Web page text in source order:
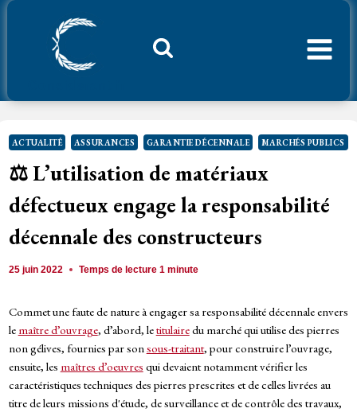
Aller
ACTUALITÉ ASSURANCES GARANTIE DÉCENNALE MARCHÉS PUBLICS
⚖️ L’utilisation de matériaux
défectueux engage la responsabilité
décennale des constructeurs
25 juin 2022 Temps de lecture1 minute
Commet une faute de nature à engager sa responsabilité décennale envers
le maître d’ouvrage, d’abord, letitulairedu marché qui utilise des pierres
non gélives, fournies par sonsous-traitant, pour construire l’ouvrage,
ensuite, les maîtres d’oeuvres qui devaient notamment vérifier les
caractéristiques techniques des pierres prescrites et de celles livrées au
titre de leurs missions d'étude, de surveillance et de contrôle des travaux,